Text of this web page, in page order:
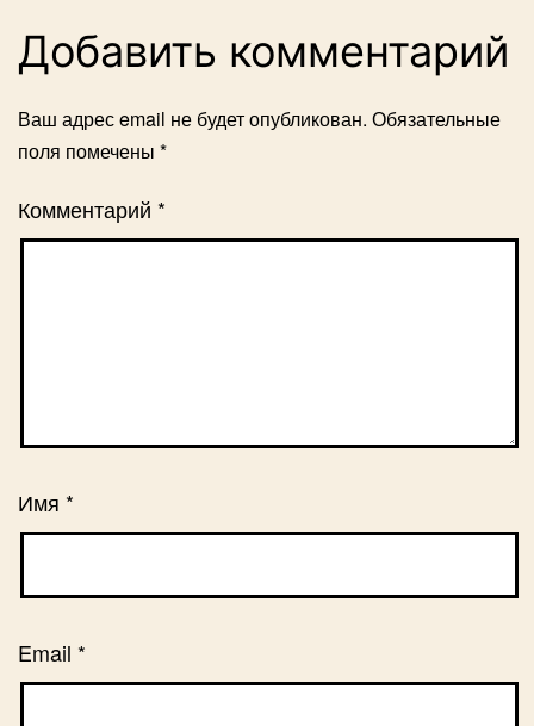
Добавить комментарий
Ваш адрес email не будет опубликован. Обязательные
поля помечены *
Комментарий *
Имя *
Email *